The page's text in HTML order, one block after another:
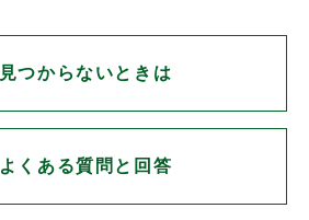
見つからないときは
よくある質問と回答